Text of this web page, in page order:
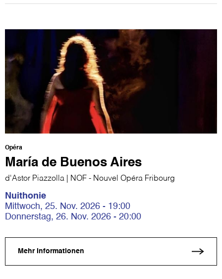
Opéra
María de Buenos Aires
d'Astor Piazzolla | NOF - Nouvel Opéra Fribourg
Nuithonie
Mittwoch, 25. Nov. 2026 - 19:00
Donnerstag, 26. Nov. 2026 - 20:00
Mehr Informationen